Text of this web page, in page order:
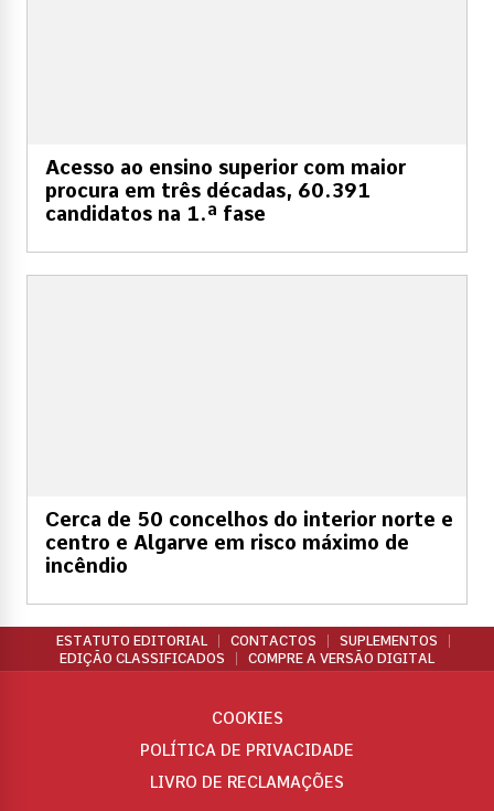
Acesso ao ensino superior com maior
procura em três décadas, 60.391
candidatos na 1.ª fase
Cerca de 50 concelhos do interior norte e
centro e Algarve em risco máximo de
incêndio
ESTATUTO EDITORIAL CONTACTOS
SUPLEMENTOS
EDIÇÃO CLASSIFICADOS
COMPRE A VERSÃO DIGITAL
COOKIES
POLÍTICA DE PRIVACIDADE
LIVRO DE RECLAMAÇÕES